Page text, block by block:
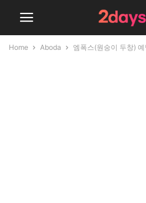
Home Aboda 엠폭스(원숭이 두창)